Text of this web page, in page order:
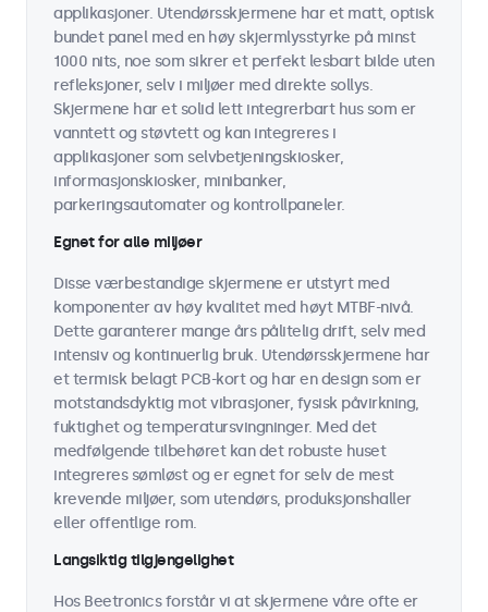
applikasjoner. Utendørsskjermene har et matt, optisk
bundet panel med en høy skjermlysstyrke på minst
1000 nits, noe som sikrer et perfekt lesbart bilde uten
refleksjoner, selv i miljøer med direkte sollys.
Skjermene har et solid lett integrerbart hus som er
vanntett og støvtett og kan integreres i
applikasjoner som selvbetjeningskiosker,
informasjonskiosker, minibanker,
parkeringsautomater og kontrollpaneler.
Egnet for alle miljøer
Disse værbestandige skjermene er utstyrt med
komponenter av høy kvalitet med høyt MTBF-nivå.
Dette garanterer mange års pålitelig drift, selv med
intensiv og kontinuerlig bruk. Utendørsskjermene har
et termisk belagt PCB-kort og har en design som er
motstandsdyktig mot vibrasjoner, fysisk påvirkning,
fuktighet og temperatursvingninger. Med det
medfølgende tilbehøret kan det robuste huset
integreres sømløst og er egnet for selv de mest
krevende miljøer, som utendørs, produksjonshaller
eller offentlige rom.
Langsiktig tilgjengelighet
Hos Beetronics forstår vi at skjermene våre ofte er